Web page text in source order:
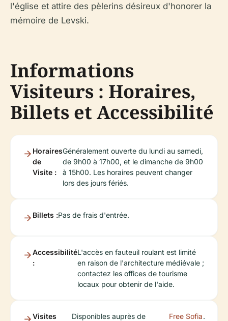
l'église et attire des pèlerins désireux d'honorer la
mémoire de Levski.
Informations
Visiteurs : Horaires,
Billets et Accessibilité
Horaires
de
Visite :
Généralement ouverte du lundi au samedi,
de 9h00 à 17h00, et le dimanche de 9h00
à 15h00. Les horaires peuvent changer
lors des jours fériés.
Billets :Pas de frais d'entrée.
Accessibilité
:
L'accès en fauteuil roulant est limité
en raison de l'architecture médiévale ;
contactez les offices de tourisme
locaux pour obtenir de l'aide.
Visites
Disponibles auprès de
Free Sofia.